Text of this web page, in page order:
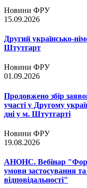
Новини ФРУ
15.09.2026
Другий українсько-
Штутгарт
Новини ФРУ
01.09.2026
Продовжено збір
участі у Другому
дні у м. Штутгарті
Новини ФРУ
19.08.2026
АНОНС. Вебінар
умови застосування
відповідальності"